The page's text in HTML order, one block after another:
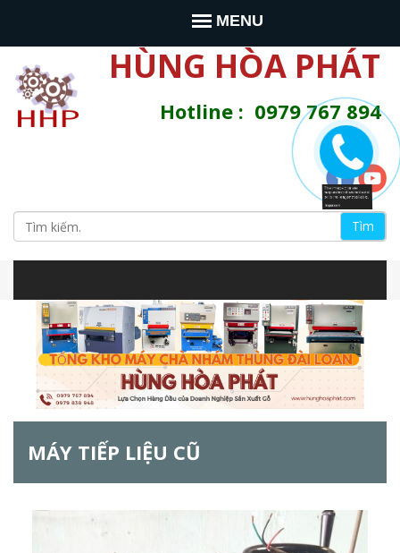
MENU
HÙNG HÒA PHÁT
Hotline : 0979 767 894
B
m
ẫ
T
m
s
e
MÁY TIẾP LIỆU CŨ